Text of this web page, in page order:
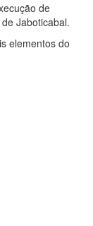
de
Jaboticabal.
elementos do